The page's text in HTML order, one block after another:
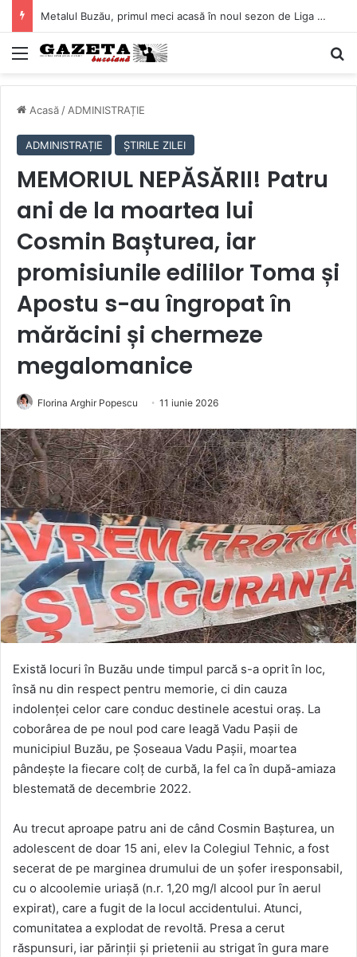
Metalul Buzău, primul meci acasă în noul sezon de Liga 2. Obiectiv clar înaintea duelului cu CS Afumați
Mediu
Acasă / ADMINISTRAȚIE
ADMINISTRAȚIE ȘTIRILE ZILEI
MEMORIUL NEPĂSĂRII! Patru
ani de la moartea lui
Cosmin Bașturea, iar
promisiunile edililor Toma și
Apostu s-au îngropat în
mărăcini și chermeze
megalomanice
Florina Arghir Popescu 11 iunie 2026
Există locuri în Buzău unde timpul parcă s-a oprit în loc,
însă nu din respect pentru memorie, ci din cauza
indolenței celor care conduc destinele acestui oraș. La
coborârea de pe noul pod care leagă Vadu Pașii de
municipiul Buzău, pe Șoseaua Vadu Pașii, moartea
pândește la fiecare colț de curbă, la fel ca în după-amiaza
blestemată de decembrie 2022.
Au trecut aproape patru ani de când Cosmin Bașturea, un
adolescent de doar 15 ani, elev la Colegiul Tehnic, a fost
secerat de pe marginea drumului de un șofer iresponsabil,
cu o alcoolemie uriașă (n.r. 1,20 mg/l alcool pur în aerul
expirat), care a fugit de la locul accidentului. Atunci,
comunitatea a explodat de revoltă. Presa a cerut
răspunsuri, iar părinții și prietenii au strigat în gura mare